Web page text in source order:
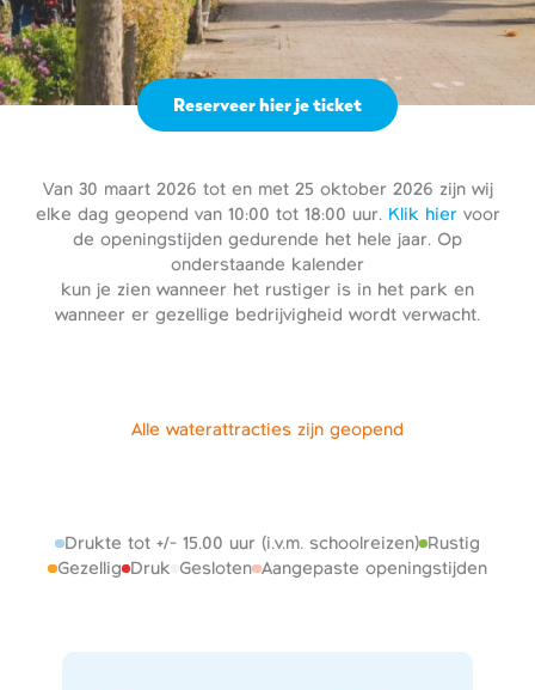
Van 30 maart 2026 tot en met 25 oktober 2026 zijn wij
elke dag geopend van 10:00 tot 18:00 uur. Klik hiervoor
de openingstijden gedurende het hele jaar. Op
onderstaande kalender
kun je zien wanneer het rustiger is in het park en
wanneer er gezellige bedrijvigheid wordt verwacht.
Reserveer hier je ticket
Alle waterattracties zijn geopend
Aangepaste openingstijden
Druk
Drukte tot +/- 15.00 uur (i.v.m. schoolreizen)
Gesloten
Gezellig
Rustig